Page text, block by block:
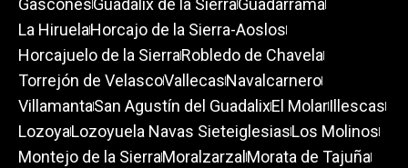
GasconesGuadalix de la SierraGuadarrama
La HiruelaHorcajo de la Sierra-Aoslos
Horcajuelo de la SierraRobledo de Chavela
Torrejón de VelascoVallecasNavalcarnero
VillamantaSan Agustín del GuadalixEl MolarIllescas
LozoyaLozoyuela Navas SieteiglesiasLos Molinos
Montejo de la SierraMoralzarzal Morata de Tajuña